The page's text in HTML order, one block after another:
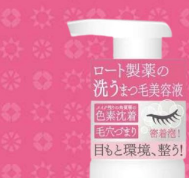
SNEAKERS
/ スニーカートップ
BRANDS / ブランドから探す
COLORS / カラーで探す
CALENDAR/ 発売日カレンダー
STYLES
TOP/ スタイル
STYLE IDEA/ コ
STYLE SNAP /